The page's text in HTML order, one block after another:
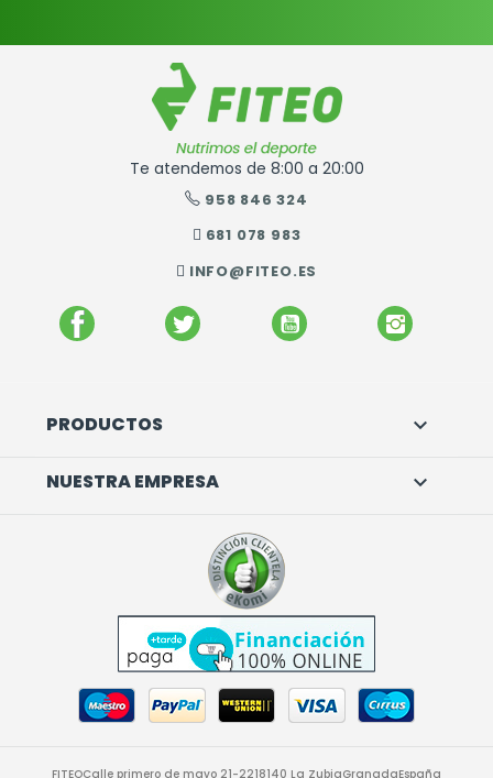
Te atendemos de 8:00 a 20:00
958 846 324
681 078 983
INFO@FITEO.ES
FACEBOOK TWITTER YOUTUBE
PRODUCTOS 
NUESTRA EMPRESA 
FITEOCalle primero de mayo 21-2218140 La ZubiaGranadaEspaña